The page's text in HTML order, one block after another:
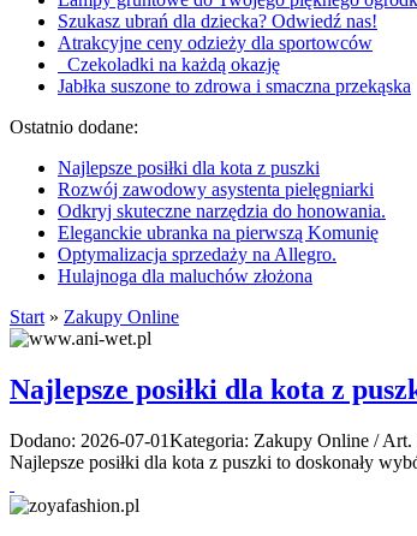
Szukasz ubrań dla dziecka? Odwiedź nas!
Atrakcyjne ceny odzieży dla sportowców
Czekoladki na każdą okazję
Jabłka suszone to zdrowa i smaczna przekąska
Ostatnio dodane:
Najlepsze posiłki dla kota z puszki
Rozwój zawodowy asystenta pielęgniarki
Odkryj skuteczne narzędzia do honowania.
Eleganckie ubranka na pierwszą Komunię
Optymalizacja sprzedaży na Allegro.
Hulajnoga dla maluchów złożona
Start » Zakupy Online
Najlepsze posiłki dla kota z
Dodano: 2026-07-01Kategoria: Zakupy Online /
Najlepsze posiłki dla kota z puszki to doskonały